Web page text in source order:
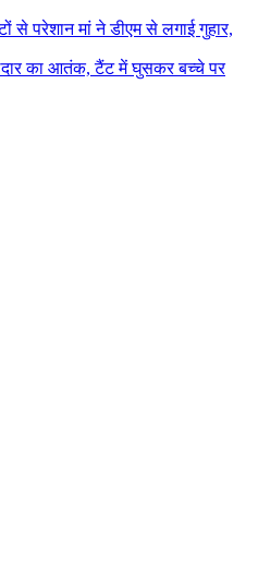
से परेशान मां ने डीएम से लगाई गुहार,
का आतंक, टैंट में घुसकर बच्चे पर